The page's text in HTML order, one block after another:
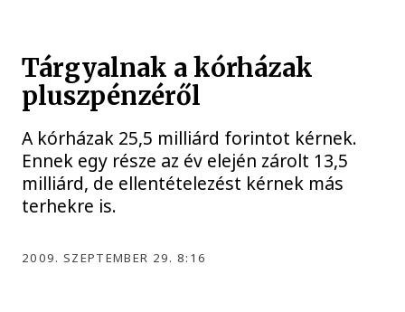
Tárgyalnak a kórházak
pluszpénzéről
A kórházak 25,5 milliárd forintot kérnek.
Ennek egy része az év elején zárolt 13,5
milliárd, de ellentételezést kérnek más
terhekre is.
2009. SZEPTEMBER 29. 8:16